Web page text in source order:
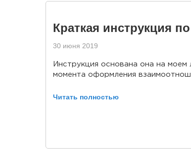
Краткая инструкция
30 июня 2019
Инструкция основана она на
момента оформления
Читать полностью